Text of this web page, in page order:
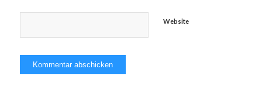
Website